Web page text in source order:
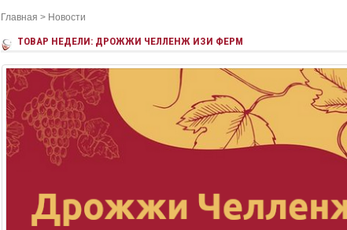
Главная > Новости
ТОВАР НЕДЕЛИ: ДРОЖЖИ ЧЕЛЛЕНЖ ИЗИ ФЕРМ